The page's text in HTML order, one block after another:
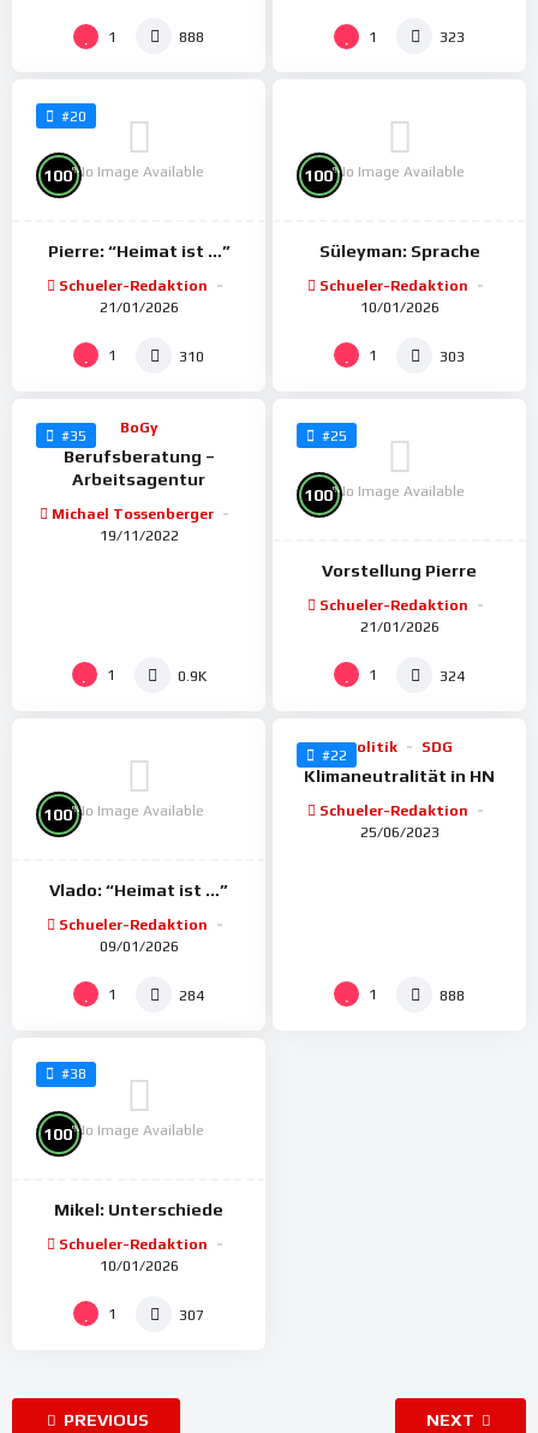
1 888 1 323
#20
No Image Available
100%
Pierre: “Heimat ist …”
Schueler-Redaktion
21/01/2026
1 310
No Image Available
100%
Süleyman: Sprache
Schueler-Redaktion
10/01/2026
1 303
#35
%
BoGy
Berufsberatung –
Arbeitsagentur
Michael Tossenberger
19/11/2022
1 0.9K
#25
No Image Available
100%
Vorstellung Pierre
Schueler-Redaktion
21/01/2026
1 324
No Image Available
100%
Vlado: “Heimat ist …”
Schueler-Redaktion
09/01/2026
1 284
#22
%
Politik SDG
Klimaneutralität in HN
Schueler-Redaktion
25/06/2023
1 888
#38
No Image Available
100%
Mikel: Unterschiede
Schueler-Redaktion
10/01/2026
1 307
PREVIOUS NEXT